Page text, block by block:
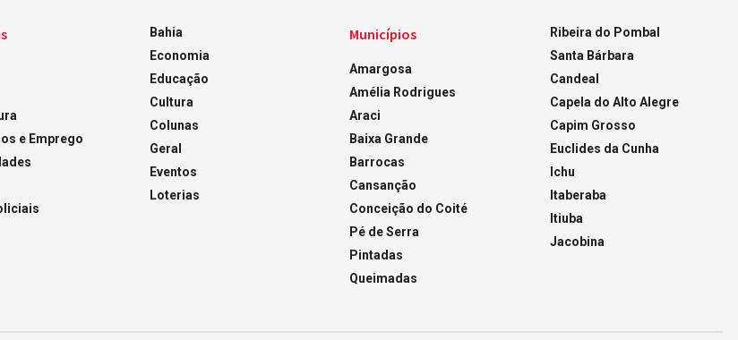
e Emprego
Bahia
Economia
Educação
Cultura
Colunas
Geral
Eventos
Loterias
Municípios
Amargosa
Amélia Rodrigues
Araci
Baixa Grande
Barrocas
Cansanção
Conceição do Coité
Pé de Serra
Pintadas
Queimadas
Ribeira do Pombal
Santa Bárbara
Candeal
Capela do Alto Alegre
Capim Grosso
Euclides da Cunha
Ichu
Itaberaba
Itiuba
Jacobina